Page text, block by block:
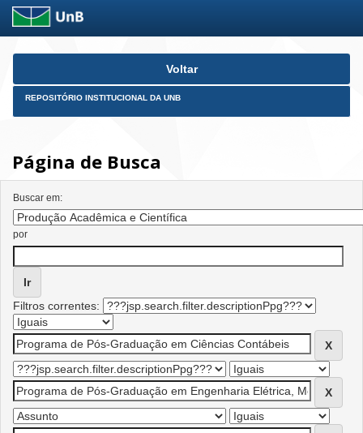
Skip
Voltar
REPOSITÓRIO INSTITUCIONAL DA UNB
Página de Busca
Buscar em:
por
Filtros correntes: